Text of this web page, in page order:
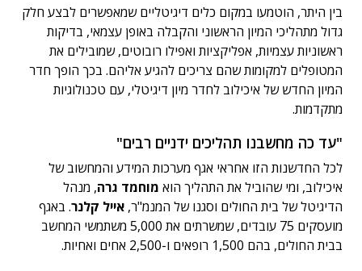
בין היתר, הוטמעו במקום כלים דיגיטליים שמאפשרים לבצע חלק
גדול מתהליכי המיון הראשוני והקבלה באופן עצמאי, בדיקות
ראשוניות עצמיות, אפליקציות ואפילו רובוטים, שמובילים את
המטופלים למקומות שהם צריכים להגיע אליהם. בכך הופך חדר
המיון החדש של איכילוב לחדר מיון דיגיטלי, עם טכנולוגיות
מתקדמות.
"עד כה מחשבנו תהליכים ידניים רבים"
לכל החדשנות הזו אחראי אגף מערכות המידע והמחשוב של
איכילוב, ומי שהוביל את התהליך הוא מוחמד גרה, מנהל
הדיגיטל של בית החולים וסגנו של המנמ"ר, אייל קלנר. באגף
מועסקים 75 עובדים, שמשרתים את 5,000 משתמשי המחשב
בבית החולים, בהם 1,500 רופאים ו-2,500 אחים ואחיות.